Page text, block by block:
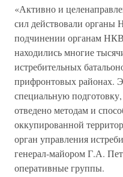
«Активно и
сил действовали
подчинении органам
находились многие
истребительных
прифронтовых районах.
специальную
отведено методам и
оккупированной
орган управления
генерал-майором Г.А.
оперативные группы.